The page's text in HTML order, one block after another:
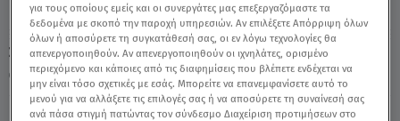
Σάββατο 8 Αυγούστου 2026
08.06.21, 17:00 ΕΛΛΑΔΑ
για τους οποίους εμείς και οι συνεργάτες μας επεξεργαζόμαστε τα
δεδομένα με σκοπό την παροχή υπηρεσιών. Αν επιλέξετε Απόρριψη όλων
όλων ή αποσύρετε τη συγκατάθεσή σας, οι εν λόγω τεχνολογίες θα
απενεργοποιηθούν. Αν απενεργοποιηθούν οι ιχνηλάτες, ορισμένο
περιεχόμενο και κάποιες από τις διαφημίσεις που βλέπετε ενδέχεται να
μην είναι τόσο σχετικές με εσάς. Μπορείτε να επανεμφανίσετε αυτό το
μενού για να αλλάξετε τις επιλογές σας ή να αποσύρετε τη συναίνεσή σας
ανά πάσα στιγμή πατώντας τον σύνδεσμο Διαχείριση προτιμήσεων στο